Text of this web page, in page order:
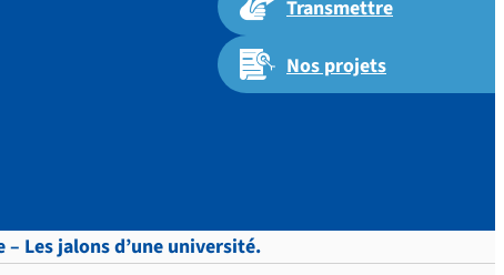
Transmettre
Nos projets
Les jalons d’une université.